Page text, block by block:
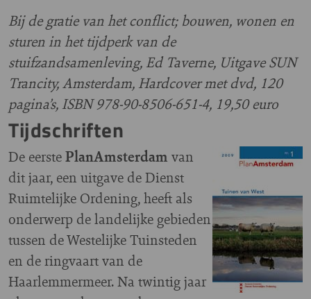
Bij de gratie van het conflict; bouwen, wonen en
sturen in het tijdperk van de
stuifzandsamenleving, Ed Taverne, Uitgave SUN
Trancity, Amsterdam, Hardcover met dvd, 120
pagina’s, ISBN 978-90-8506-651-4, 19,50 euro
Tijdschriften
De eerstePlanAmsterdam van
dit jaar, een uitgave de Dienst
Ruimtelijke Ordening, heeft als
onderwerp de landelijke gebieden
tussen de Westelijke Tuinsteden
en de ringvaart van de
Haarlemmermeer. Na twintig jaar